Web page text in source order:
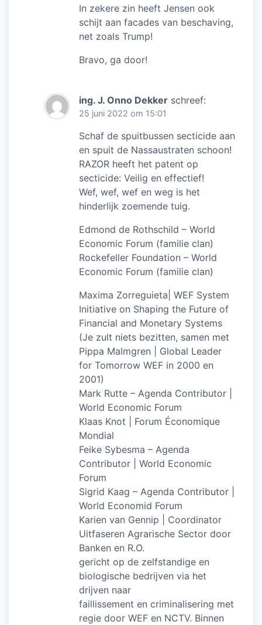
In zekere zin heeft Jensen ook
schijt aan facades van beschaving,
net zoals Trump!
Bravo, ga door!
ing. J. Onno Dekker schreef:
25 juni 2022 om 15:01
Schaf de spuitbussen secticide aan
en spuit de Nassaustraten schoon!
RAZOR heeft het patent op
secticide: Veilig en effectief!
Wef, wef, wef en weg is het
hinderlijk zoemende tuig.
Edmond de Rothschild – World
Economic Forum (familie clan)
Rockefeller Foundation – World
Economic Forum (familie clan)
Maxima Zorreguieta| WEF System
Initiative on Shaping the Future of
Financial and Monetary Systems
(Je zult niets bezitten, samen met
Pippa Malmgren | Global Leader
for Tomorrow WEF in 2000 en
2001)
Mark Rutte – Agenda Contributor |
World Economic Forum
Klaas Knot | Forum Économique
Mondial
Feike Sybesma – Agenda
Contributor | World Economic
Forum
Sigrid Kaag – Agenda Contributor |
World Economid Forum
Karien van Gennip | Coordinator
Uitfaseren Agrarische Sector door
Banken en R.O.
gericht op de zelfstandige en
biologische bedrijven via het
drijven naar
faillissement en criminalisering met
regie door WEF en NCTV. Binnen